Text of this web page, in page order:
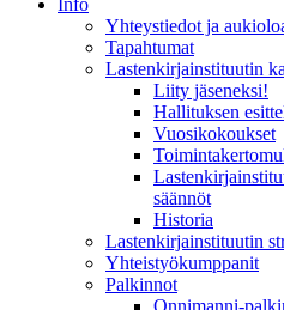
Info
Yhteystiedot ja
Tapahtumat
Lastenkirjainstituutin
Liity jäseneksi!
Hallituksen
Vuosikokoukset
säännöt
Historia
Lastenkirjainstituutin
Yhteistyökumppanit
Palkinnot
Onnimanni-